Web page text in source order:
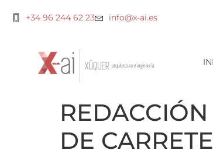
+34 96 244 62 23 info@x-ai.es
DE